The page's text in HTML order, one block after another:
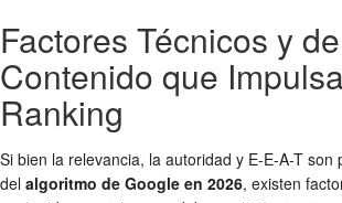
Factores Técnicos y de
Contenido que
Ranking
Si bien la relevancia, la autoridad y E-E-A-T son
del algoritmo de Google en 2026, existen